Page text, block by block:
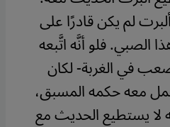
لم يكن قادرًا على
الصبي. فلو أنَّه اتَّبعه
في الغربة- لكان
معه حكمه المسبق،
لا يستطيع الحديث مع